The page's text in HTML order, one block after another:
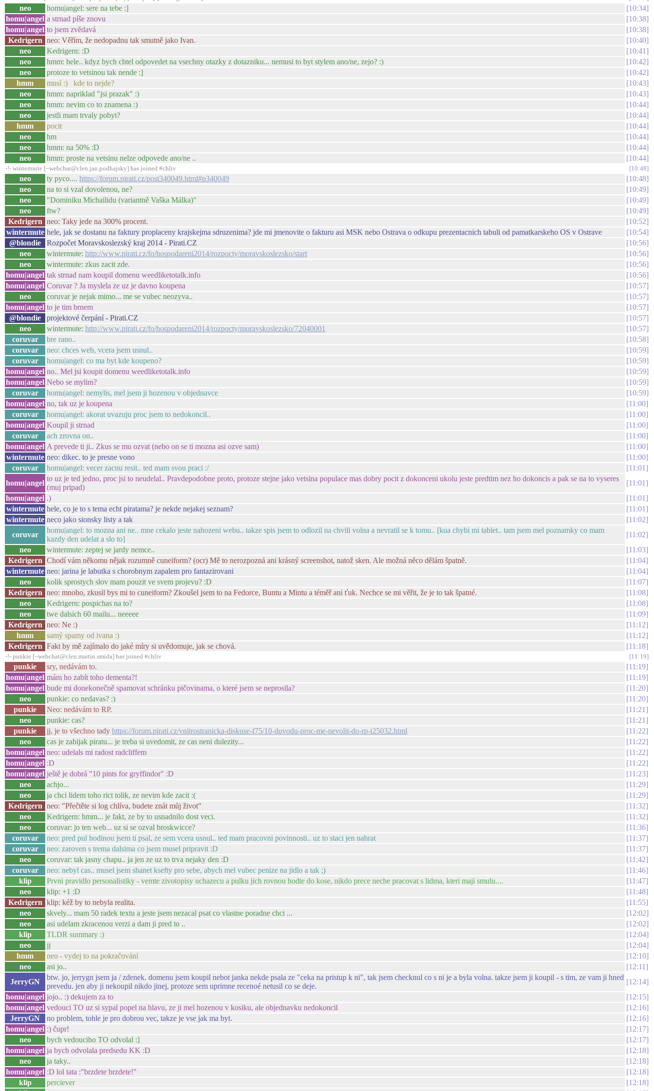
neo homu|angel: sere na tebe :]
10:34
homu|angel a strnad píše znovu
10:38
homu|angel to jsem zvědavá
10:38
Kedrigern neo: Věřím, že nedopadnu tak smutně jako Ivan.
10:40
neo
Kedrigern: :D
10:41
neo
hmm: hele.. kdyz bych chtel odpovedet na vsechny otazky z dotazniku... nemusi to byt stylem ano/ne, zejo? :)
10:42
neo
protoze to vetsinou tak nende :]
10:42
hmm
musí :) kde to nejde?
10:43
neo
hmm: napriklad "jsi prazak" :)
10:43
neo
hmm: nevim co to znamena :)
10:44
neo
jestli mam trvaly pobyt?
10:44
hmm
pocit
10:44
neo
hm
10:44
neo
hmm: na 50% :D
10:44
neo
hmm: proste na vetsinu nelze odpovede ano/ne .. 10:44
-!- wintermute [~webchat@clen.jan.podhajsky] has joined #chliv 10:48
neo ty pyco.... https://forum.pirati.cz/post340049.html#p340049
10:48
neo
na to si vzal dovolenou, ne?
10:49
neo
"Dominiku Michailidu (variantně Vaška Málka)"
10:49
neo
ftw?
10:49
Kedrigern neo: Taky jede na 300% procent.
10:52
wintermute hele, jak se dostanu na faktury proplaceny krajskejma sdruzenima? jde mi jmenovite o fakturu asi MSK nebo Ostrava o odkupu prezentacnich tabuli od pamatkarskeho OS v Ostrave
10:54
@blondie
Rozpočet Moravskoslezský kraj 2014 - Pirati.CZ
10:56
neo
wintermute: http://www.pirati.cz/fo/hospodareni2014/rozpocty/moravskoslezsko/start
10:56
neo
wintermute: zkus zacit zde.
10:56
homu|angel tak strnad nam koupil domenu weedliketotalk.info
10:56
homu|angel Coruvar ? Ja myslela ze uz je davno koupena
10:57
neo
coruvar je nejak mimo... me se vubec neozyva..
10:57
homu|angel to je tim brnem
10:57
@blondie
projektové čerpání - Pirati.CZ
10:57
neo
wintermute: http://www.pirati.cz/fo/hospodareni2014/rozpocty/moravskoslezsko/72040001
10:57
coruvar
bre rano..
10:58
coruvar
neo: chces web, vcera jsem usnul..
10:59
coruvar
homu|angel: co ma byt kde koupeno?
10:59
homu|angel no.. Mel jsi koupit domenu weedliketotalk.info
10:59
homu|angel Nebo se mylim?
10:59
coruvar
homu|angel: nemylis, mel jsem ji hozenou v objednavce
10:59
homu|angel no, tak uz je koupena
11:00
coruvar
homu|angel: akorat uvazuju proc jsem to nedokoncil..
11:00
homu|angel Koupil ji strnad
11:00
coruvar
ach zrovna on..
11:00
homu|angel A prevede ti ji.. Zkus se mu ozvat (nebo on se ti mozna asi ozve sam)
11:00
wintermute neo: dikec. to je presne vono
11:00
coruvar
homu|angel: vecer zacnu resit.. ted mam svou praci :/
11:01
homu|angel
to uz je ted jedno, proc jsi to neudelal.. Pravdepodobne proto, protoze stejne jako vetsina populace mas dobry pocit z dokonceni ukolu jeste predtim nez ho dokoncis a pak se na to vyseres
(muj pripad)
11:01
homu|angel .)
11:01
wintermute hele, co je to s tema echt piratama? je nekde nejakej seznam?
11:01
wintermute neco jako sionsky listy a tak
11:02
coruvar
homu|angel: to mozna ani ne.. mne cekalo jeste nahozeni webu.. takze spis jsem to odlozil na chvili volna a nevratil se k tomu.. [kua chybi mi tablet.. tam jsem mel poznamky co mam
kazdy den udelat a slo to]
11:02
neo
wintermute: zeptej se jardy nemce..
11:03
Kedrigern Chodí vám někomu nějak rozumně cuneiform? (ocr) Mě to nerozpozná ani krásný screenshot, natož sken. Ale možná něco dělám špatně.
11:04
wintermute neo: jarina je labutka s chorobnym zapalem pro fantazirovani
11:04
neo
kolik sprostych slov mam pouzit ve svem projevu? :D
11:07
Kedrigern neo: mnoho, zkusil bys mi to cuneiform? Zkoušel jsem to na Fedorce, Buntu a Mintu a téměř ani ťuk. Nechce se mi věřit, že je to tak špatné.
11:08
neo
Kedrigern: pospichas na to?
11:08
neo
twe dalsich 60 mailu... neeeee
11:09
Kedrigern neo: Ne :)
11:12
hmm
samý spamy od ivana :)
11:12
Kedrigern Fakt by mě zajímalo do jaké míry si uvědomuje, jak se chová. 11:18
-!- punkie [~webchat@clen.martin.smida] has joined #chliv 11:19
punkie sry, nedávám to.
11:19
homu|angel mám ho zabít toho dementa?!
11:19
homu|angel bude mi donekonečně spamovat schránku pičovinama, o které jsem se neprosila?
11:20
neo
punkie: co nedavas? :)
11:20
punkie
Neo: nedávám to RP.
11:21
neo
punkie: cas?
11:21
punkie
jj, je to všechno tady https://forum.pirati.cz/vnitrostranicka-diskuse-f75/10-duvodu-proc-me-nevolit-do-rp-t25032.html
11:22
neo
cas je zabijak piratu... je treba si uvedomit, ze cas neni dulezity...
11:22
homu|angel neo: udelals mi radost radcliffem
11:22
homu|angel :D
11:22
homu|angel ještě je dobrá "10 pints for gryffindor" :D
11:23
neo
achjo...
11:29
neo
ja chci lidem toho rict tolik, ze nevim kde zacit :(
11:29
Kedrigern neo: "Přečtěte si log chlíva, budete znát můj život"
11:32
neo
Kedrigern: hmm... je fakt, ze by to usnadnilo dost veci.
11:32
neo
coruvar: jo ten web... uz si se ozval broskwicce?
11:36
coruvar
neo: pred pul hodinou jsem ti psal, ze sem vcera usnul.. ted mam pracovni povinnosti.. uz to staci jen nahrat
11:37
coruvar
neo: zaroven s trema dalsima co jsem musel pripravit :D
11:37
neo
coruvar: tak jasny chapu.. ja jen ze uz to trva nejaky den :D
11:42
coruvar
neo: nebyl cas.. musel jsem shanet ksefty pro sebe, abych mel vubec penize na jidlo a tak ;)
11:46
klip
Prvni pravidlo personalistiky - vemte zivotopisy uchazecu a pulku jich rovnou hodte do kose, nikdo prece neche pracovat s lidma, kteri maji smulu....
11:47
neo
klip: +1 :D
11:48
Kedrigern klip: kéž by to nebyla realita.
11:55
neo
skvely... mam 50 radek textu a jeste jsem nezacal psat co vlastne poradne chci ...
12:02
neo
asi udelam zkracenou verzi a dam ji pred to ..
12:02
klip
TLDR summary :)
12:04
neo
jj
12:04
hmm
neo - vydej to na pokračování
12:10
neo
asi jo..
12:11
JerryGN
btw. jo, jerrygn jsem ja / zdenek. domenu jsem koupil nebot janka nekde psala ze "ceka na pristup k ni", tak jsem checknul co s ni je a byla volna. takze jsem ji koupil - s tim, ze vam ji hned
prevedu. jen aby ji nekoupil nikdo jinej, protoze sem uprimne recenoé netusil co se deje.
12:14
homu|angel jojo.. :) dekujem za to
12:15
homu|angel vedouci TO uz si sypal popel na hlavu, ze ji mel hozenou v kosiku, ale objednavku nedokoncil
12:16
JerryGN
no problem, tohle je pro dobrou vec, takze je vse jak ma byt.
12:16
homu|angel :) čupr!
12:17
neo
bych vedouciho TO odvolal :]
12:17
homu|angel ja bych odvolala predsedu KK :D
12:18
neo
ja taky..
12:18
homu|angel :D lol tata :"brzdete brzdete!"
12:18
klip
perciever
12:18